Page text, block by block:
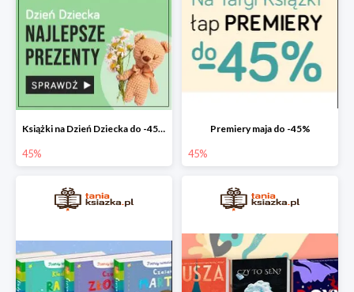
Książki na Dzień Dziecka do -45%
45%
Premiery maja do -45%
45%